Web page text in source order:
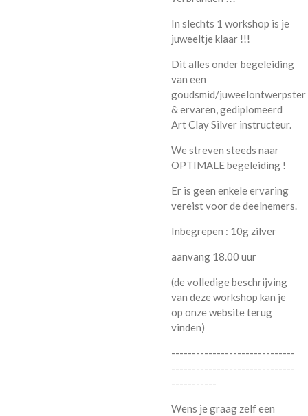
In slechts 1 workshop is je
juweeltje klaar !!!
Dit alles onder begeleiding
van een
goudsmid/juweelontwerpster
& ervaren, gediplomeerd
Art Clay Silver instructeur.
We streven steeds naar
OPTIMALE begeleiding !
Er is geen enkele ervaring
vereist voor de deelnemers.
Inbegrepen : 10g zilver
aanvang 18.00 uur
(de volledige beschrijving
van deze workshop kan je
op onze website terug
vinden)
------------------------------
------------------------------
-----------
Wens je graag zelf een